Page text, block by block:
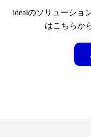
idealのソリューショ
はこちらか